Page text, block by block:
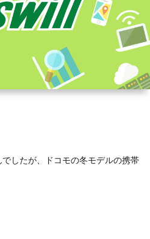
したが、ドコモの冬モデルの携帯